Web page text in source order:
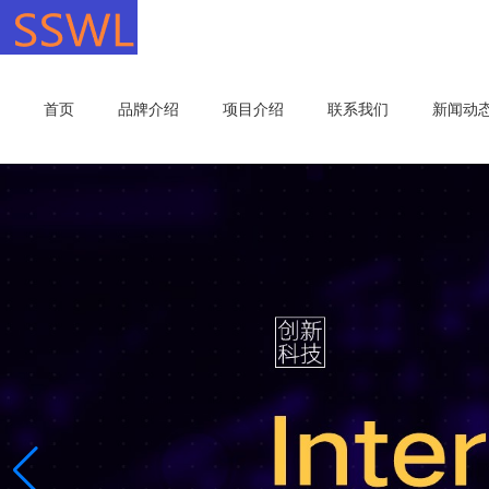
首页 品牌介绍 项目介绍 联系我们 新闻动